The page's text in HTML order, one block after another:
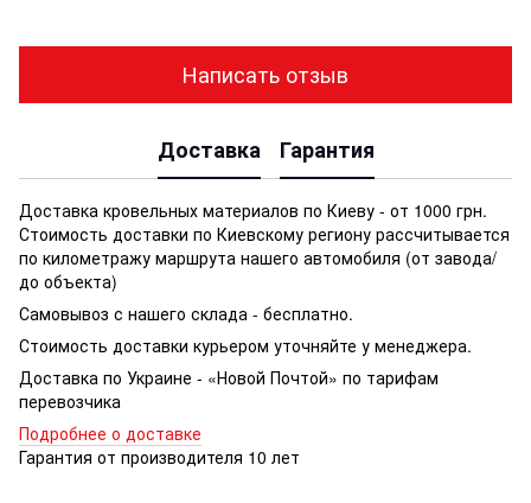
Написать отзыв
Доставка Гарантия
Доставка кровельных материалов по Киеву - от 1000 грн.
Стоимость доставки по Киевскому региону рассчитывается
по километражу маршрута нашего автомобиля (от завода/
до объекта)
Самовывоз с нашего склада - бесплатно.
Стоимость доставки курьером уточняйте у менеджера.
Доставка по Украине - «Новой Почтой» по тарифам
перевозчика
Подробнее о доставке
Гарантия от производителя 10 лет